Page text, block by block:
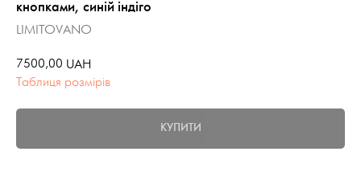
кнопками, синій індіго
LIMITOVANO
7500,00 UAH
Таблиця розмірів
КУПИТИ